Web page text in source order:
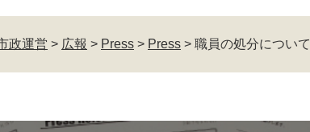
政運営 > 広報 > Press > Press > 職員の処分について